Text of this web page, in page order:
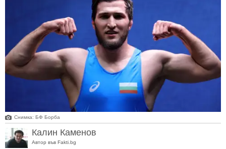
Снимка: БФ Борба
Калин Каменов
Автор във Fakti.bg